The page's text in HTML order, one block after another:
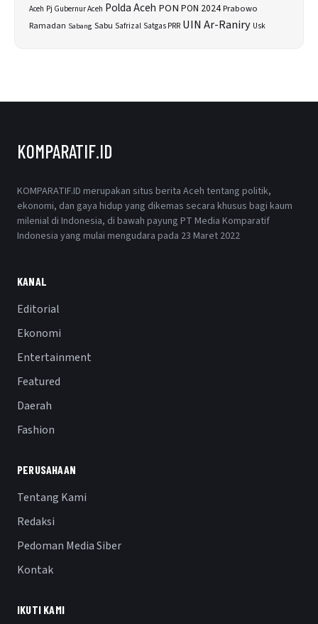
Aceh Pj Gubernur Aceh Polda Aceh PON PON 2024Prabowo
Ramadan Sabang Sabu SafrizalSatgas PRR UIN Ar-Raniry Usk
KOMPARATIF.ID
KOMPARATIF.ID merupakan situs berita Aceh tentang politik,
ekonomi, dan gaya hidup yang dikemas secara khusus bagi kaum
milenial di Indonesia, di bawah payung PT Media Komparatif
Indonesia yang mulai mengudara pada 23 Maret 2022
KANAL
Editorial
Ekonomi
Entertainment
Featured
Daerah
Fashion
PERUSAHAAN
Tentang Kami
Redaksi
Pedoman Media Siber
Kontak
IKUTI KAMI